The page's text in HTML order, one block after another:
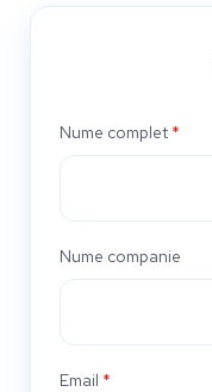
Nume complet *
Nume companie
Email *